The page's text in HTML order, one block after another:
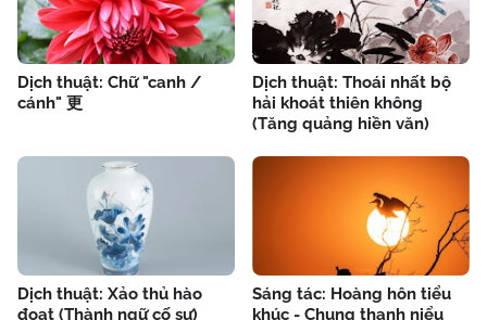
Dịch thuật: Chữ "canh /
cánh" 更
Dịch thuật: Thoái nhất bộ
hải khoát thiên không
(Tăng quảng hiền văn)
Dịch thuật: Xảo thủ hào
đoạt (Thành ngữ cố sự)
Sáng tác: Hoàng hôn tiểu
khúc - Chung thanh niểu